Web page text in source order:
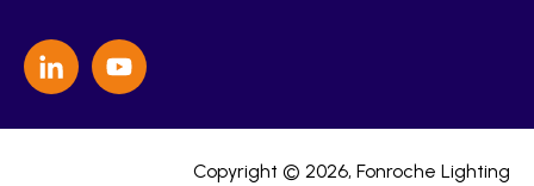
Copyright © 2026, Fonroche Lighting